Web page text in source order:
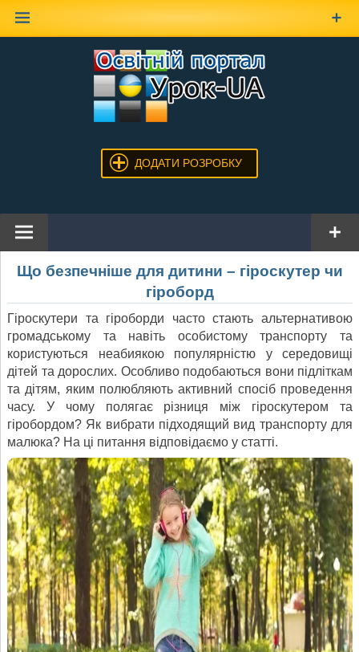
ДОДАТИ РОЗРОБКУ
Що безпечніше для дитини – гіроскутер чи
гіроборд
Гіроскутери та гіроборди часто стають альтернативою
громадському та навіть особистому транспорту та
користуються неабиякою популярністю у середовищі
дітей та дорослих. Особливо подобаються вони підліткам
та дітям, яким полюбляють активний спосіб проведення
часу. У чому полягає різниця між гіроскутером та
гіробордом? Як вибрати підходящий вид транспорту для
малюка? На ці питання відповідаємо у статті.